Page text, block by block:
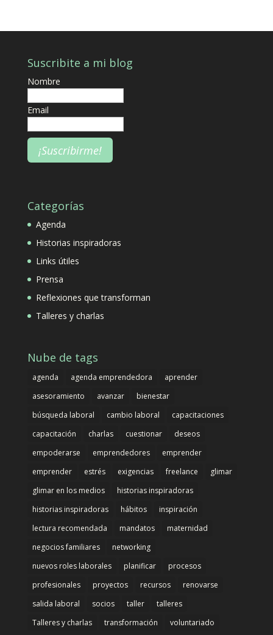
Suscribite a mi blog
Nombre
Email
Categorías
Agenda
Historias inspiradoras
Links útiles
Prensa
Reflexiones que transforman
Talleres y charlas
Nube de tags
agenda agenda emprendedora
aprender
asesoramiento
avanzar
bienestar
búsqueda laboral
cambio laboral
capacitaciones
capacitación
charlas cuestionar
deseos
empoderarse
emprendedores
emprender
emprender
estrés exigencias freelance
glimar
glimar en los medios
historias inspiradoras
historias inspiradoras
hábitos
inspiración
lectura recomendada
mandatos
maternidad
negocios familiares
networking
nuevos roles laborales
planificar
procesos
profesionales
proyectos recursos
renovarse
salida laboral
socios taller
talleres
Talleres y charlas
transformación voluntariado